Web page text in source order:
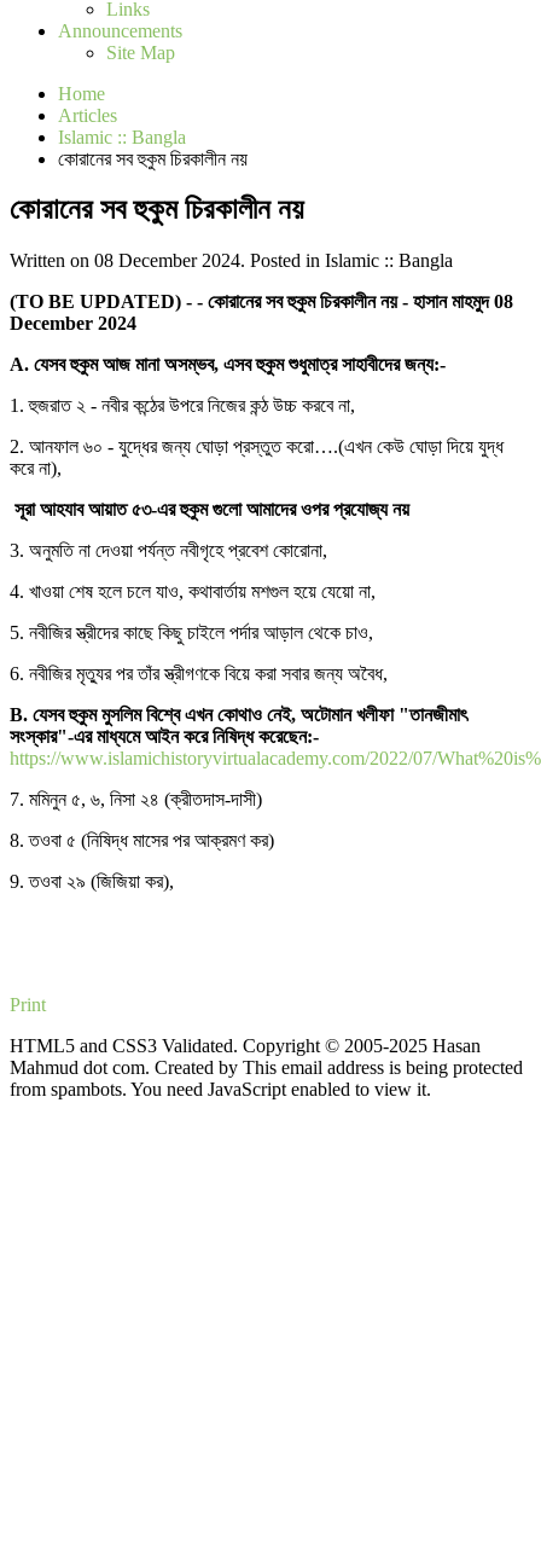
Links
Announcements
Site Map
Home
Articles
Islamic :: Bangla
কোরানের সব হুকুম চিরকালীন নয়
কোরানের সব হুকুম চিরকালীন নয়
Written on 08 December 2024. Posted in Islamic :: Bangla
(TO BE UPDATED) - - কোরানের সব হুকুম চিরকালীন নয় - হাসান মাহমুদ 08
December 2024
A. যেসব হুকুম আজ মানা অসম্ভব, এসব হুকুম শুধুমাত্র সাহাবীদের জন্য:-
1. হুজরাত ২ - নবীর কন্ঠের উপরে নিজের কন্ঠ উচ্চ করবে না,
2. আনফাল ৬০ - যুদ্ধের জন্য ঘোড়া প্রস্তুত করো….(এখন কেউ ঘোড়া দিয়ে যুদ্ধ
করে না),
সূরা আহযাব আয়াত ৫৩-এর হুকুম গুলো আমাদের ওপর প্রযোজ্য নয়
3. অনুমতি না দেওয়া পর্যন্ত নবীগৃহে প্রবেশ কোরোনা,
4. খাওয়া শেষ হলে চলে যাও, কথাবার্তায় মশগুল হয়ে যেয়ো না,
5. নবীজির স্ত্রীদের কাছে কিছু চাইলে পর্দার আড়াল থেকে চাও,
6. নবীজির মৃত্যুর পর তাঁর স্ত্রীগণকে বিয়ে করা সবার জন্য অবৈধ,
B. যেসব হুকুম মুসলিম বিশ্বে এখন কোথাও নেই, অটোমান খলীফা "তানজীমাৎ
সংস্কার"-এর মাধ্যমে আইন করে নিষিদ্ধ করেছেন:-
https://www.islamichistoryvirtualacademy.com/2022/07/
7. মমিনুন ৫, ৬, নিসা ২৪ (ক্রীতদাস-দাসী)
8. তওবা ৫ (নিষিদ্ধ মাসের পর আক্রমণ কর)
9. তওবা ২৯ (জিজিয়া কর),
Print
HTML5 and CSS3 Validated. Copyright © 2005-2025 Hasan
Mahmud dot com. Created by This email address is being protected
from spambots. You need JavaScript enabled to view it.